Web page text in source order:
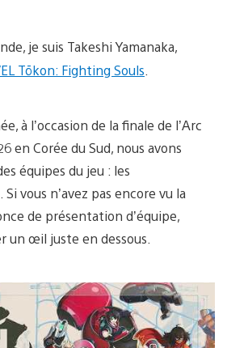
je suis Takeshi Yamanaka,
Tōkon: Fighting Souls
à l’occasion de la finale de l’Arc
en Corée du Sud, nous avons
équipes du jeu : les
vous n’avez pas encore vu la
de présentation d’équipe,
un œil juste en dessous.